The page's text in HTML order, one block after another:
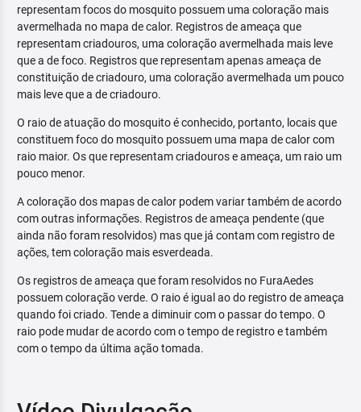
representam focos do mosquito possuem uma coloração mais
avermelhada no mapa de calor. Registros de ameaça que
representam criadouros, uma coloração avermelhada mais leve
que a de foco. Registros que representam apenas ameaça de
constituição de criadouro, uma coloração avermelhada um pouco
mais leve que a de criadouro.
O raio de atuação do mosquito é conhecido, portanto, locais que
constituem foco do mosquito possuem uma mapa de calor com
raio maior. Os que representam criadouros e ameaça, um raio um
pouco menor.
A coloração dos mapas de calor podem variar também de acordo
com outras informações. Registros de ameaça pendente (que
ainda não foram resolvidos) mas que já contam com registro de
ações, tem coloração mais esverdeada.
Os registros de ameaça que foram resolvidos no FuraAedes
possuem coloração verde. O raio é igual ao do registro de ameaça
quando foi criado. Tende a diminuir com o passar do tempo. O
raio pode mudar de acordo com o tempo de registro e também
com o tempo da última ação tomada.